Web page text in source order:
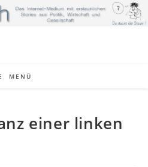
MENÜ
einer linken